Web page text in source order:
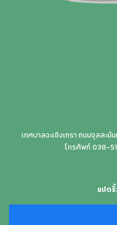
เทศบาลฉะเชิงเทรา ถนนจุลละนั
โทรศัพท์ 038-
แปดริ้